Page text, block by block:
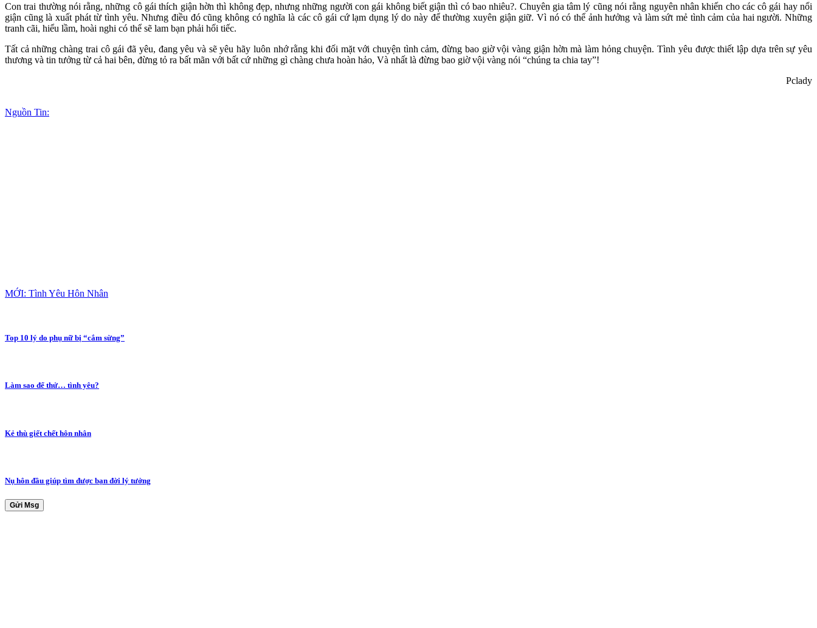
Con trai thường nói rằng, những cô gái thích giận hờn thì không đẹp, nhưng những người con gái không biết giận thì có bao nhiêu?. Chuyên gia tâm lý cũng nói rằng nguyên nhân khiến cho các cô gái hay nổi
giận cũng là xuất phát từ tình yêu. Nhưng điều đó cũng không có nghĩa là các cô gái cứ lạ‌m dụn‌g lý do này để thường xuyên giận giữ. Vì nó có thể ảnh hưởng và làm sứt mẻ tình cảm của hai người. Những
tranh cãi, hiểu lầm, hoài nghi có thể sẽ lam bạn phải hối tiếc.
Tất cả những chàng trai cô gái đã yêu, đang yêu và sẽ yêu hãy luôn nhớ rằng khi đối mặt với chuyện tình cảm, đừng bao giờ vội vàng giận hờn mà làm hỏng chuyện. Tình yêu được thiết lập dựa trên sự yêu
thương và tin tưởng từ cả hai bên, đừng tỏ ra bất mãn với bất cứ những gì chàng chưa hoàn hảo, Và nhất là đừng bao giờ vội vàng nói “chúng ta chia tay”!
Pclady
Nguồn Tin:
MỚI: Tình Yêu Hôn Nhân
Top 10 lý do phụ nữ bị “cắm sừng”
Làm sao để thử… tình yêu?
Kẻ thù giết chết hôn nhân
Nụ hôn đầu giúp tìm được bạn đời lý tưởng
Gửi Msg